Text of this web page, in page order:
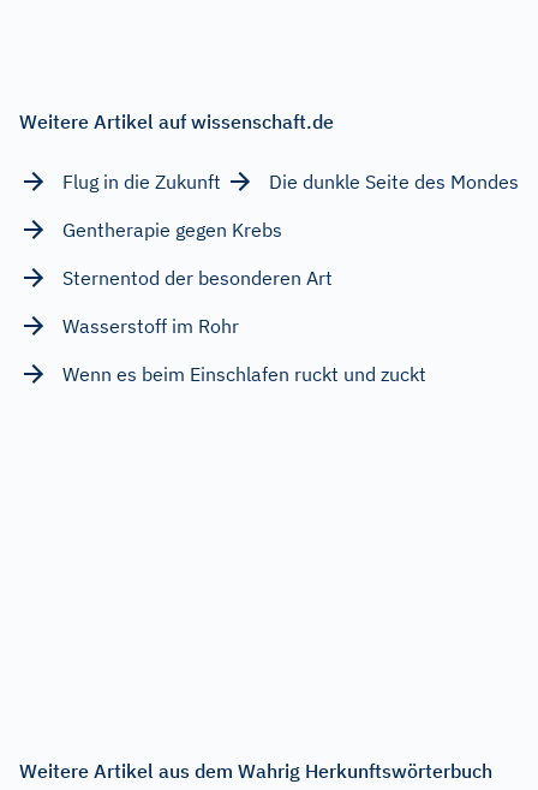
Weitere Artikel auf wissenschaft.de
Flug in die Zukunft
Die dunkle Seite des Mondes
Gentherapie gegen Krebs
Sternentod der besonderen Art
Wasserstoff im Rohr
Wenn es beim Einschlafen ruckt und zuckt
Weitere Artikel aus dem Wahrig Herkunftswörterbuch